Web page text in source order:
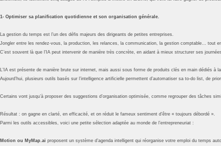
1- Optimiser sa planification quotidienne et son organisation générale.
La gestion du temps est l’un des défis majeurs des dirigeants de petites entreprises.
Jongler entre les rendez-vous, la production, les relances, la communication, la gestion comptable… tout
C’est souvent là que l’IA peut intervenir de manière très concrète, en aidant à mieux structurer ses
L’IA est présente de manière brute sur internet, mais aussi sous forme de produits clés en main dédiés à
Aujourd’hui, plusieurs outils basés sur l’intelligence artificielle permettent d’automatiser sa to-do list, de
Certains vont jusqu’à proposer des suggestions d’organisation optimisée, comme regrouper des tâches
Résultat : on gagne en clarté, en efficacité, et on réduit le fameux sentiment d’être « toujours débordé ».
Parmi les outils accessibles, voici une petite sélection adaptée au monde de l’entrepreneuriat :
Motion ou MyMap.ai proposent un système d’agenda intelligent qui réorganise votre emploi du temps